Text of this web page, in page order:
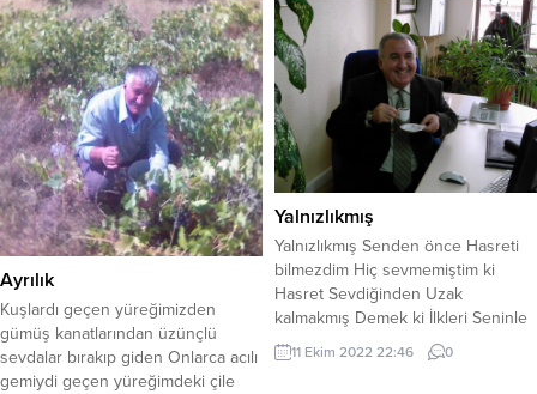
edeyim Bulutlarla yoldaş olayım
Bana çocukluğumu verin Bana
hayallerimi verin Bana
çocukluğumu verin Kasım Kara
hocamızToprak besin kaynağımız,
göçersek de otağımızHava
husumet yüklüyse, nasıl güler ki
bağımız? Aşk, muhabbet
mayamızdır, empatiye alışalımÖlüm
noktayı koymadan, adalette
buluşalımDaha söz tükenmedi ki,
oturup da konuşalımÖlüm noktayı...
Ayrılık
Kuşlardı geçen yüreğimizden
gümüş kanatlarından üzünçlü
sevdalar bırakıp giden Onlarca acılı
gemiydi geçen yüreğimdeki çile
Yalnızlıkmış
Yalnızlıkmış Senden önce Hasreti
bilmezdim Hiç sevmemiştim ki
Hasret Sevdiğinden Uzak
kalmakmış Demek ki İlkleri Seninle
öğrendim Sevmeyi de Sevmek mi?
Hasretin adıymış Yanmakmış
11 Ekim 2022 22:46 0